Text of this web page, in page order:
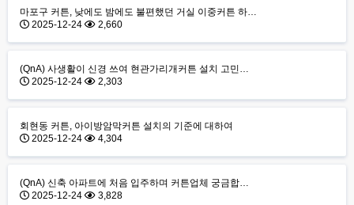
마포구 커튼, 낮에도 밤에도 불편했던 거실 이중커튼 하…
2025-12-24
2,660
(QnA) 사생활이 신경 쓰여 현관가리개커튼 설치 고민…
2025-12-24
2,303
회현동 커튼, 아이방암막커튼 설치의 기준에 대하여
2025-12-24
4,304
(QnA) 신축 아파트에 처음 입주하며 커튼업체 궁금합…
2025-12-24
3,828